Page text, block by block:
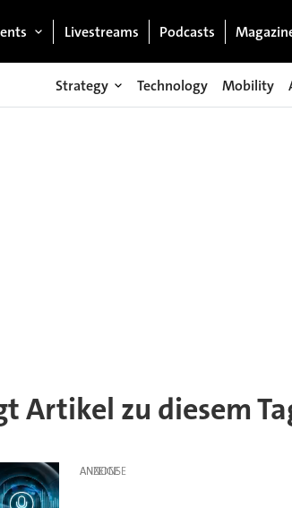
Livestreams Podcasts
Strategy Technology Mobility
Artikel zu diesem
ANZEIGE